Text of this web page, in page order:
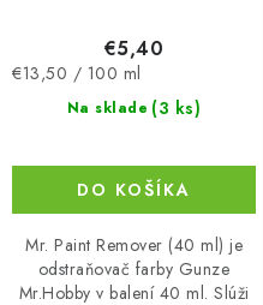
Na sklade (3 ks)
€5,40
Jednotková
€13,50 / 100 ml
DO KOŠÍKA
Mr. Paint Remover (40 ml) je
odstraňovač farby Gunze
Mr.Hobby v balení 40 ml. Slúži